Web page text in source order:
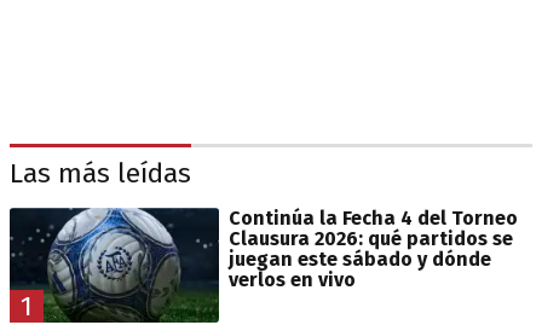
Las más leídas
1
Continúa la Fecha 4 del Torneo
Clausura 2026: qué partidos se
juegan este sábado y dónde
verlos en vivo